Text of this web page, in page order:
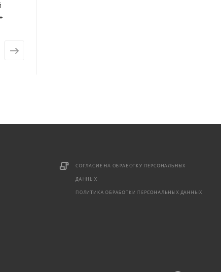
СОГЛАСИЕ НА ОБРАБОТКУ ПЕРСОНАЛЬНЫХ
ДАННЫХ
ПОЛИТИКА ОБРАБОТКИ ПЕРСОНАЛЬНЫХ ДАННЫХ